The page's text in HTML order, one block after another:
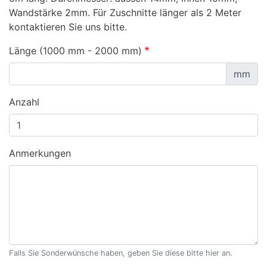
Wandstärke 2mm. Für Zuschnitte länger als 2 Meter
kontaktieren Sie uns bitte.
Länge (1000 mm - 2000 mm)
mm
Anzahl
Anmerkungen
Falls Sie Sonderwünsche haben, geben Sie diese bitte hier an.